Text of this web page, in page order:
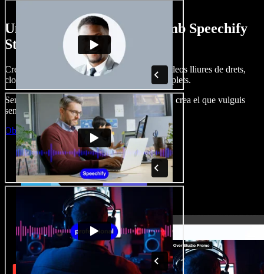
Un tastet del que pots fer amb Speechify
Studio.
Crea dobl. de veu, afegeix imatges, àudio, vídeos lliures de drets,
clona veus i munta projectes multimèdia complets.
Sense corba d’aprenentatge, tot al navegador: crea el que vulguis
sense els límits de sempre.
Obre l'Studio